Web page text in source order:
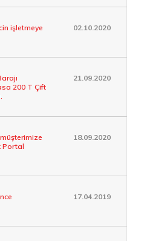
işletmeye
02.10.2020
200 T Çift
21.09.2020
Portal
18.09.2020
17.04.2019